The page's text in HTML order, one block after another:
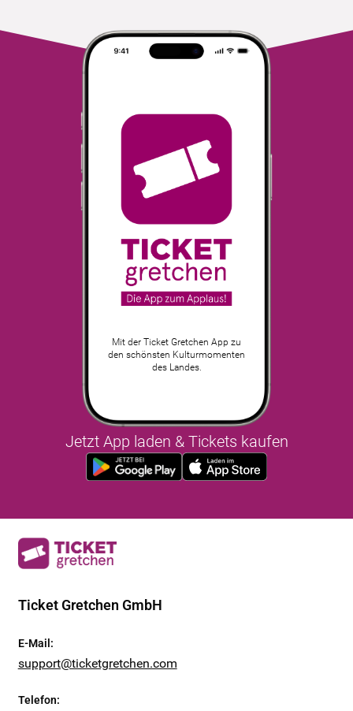
Mit der Ticket Gretchen App zu
den schönsten Kulturmomenten
des Landes.
Jetzt App laden & Tickets kaufen
Ticket Gretchen GmbH
E-Mail :
support@ticketgretchen.com
Telefon: